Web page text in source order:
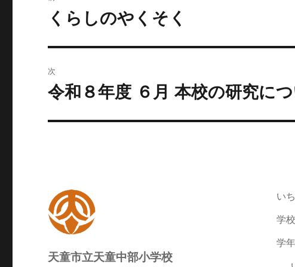
稿
ゲ
前
投
稿:
くらしのやくそく
次
次
投
令和８年度 ６月 本校の研究に
天童市立天童中部小学校
い
学
学